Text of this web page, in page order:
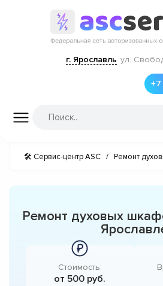
г. Ярославль ул.
+7
🛠 Сервис-центр ASC / Ремонт
Ремонт духовых
Стоимость:
от 500 руб.